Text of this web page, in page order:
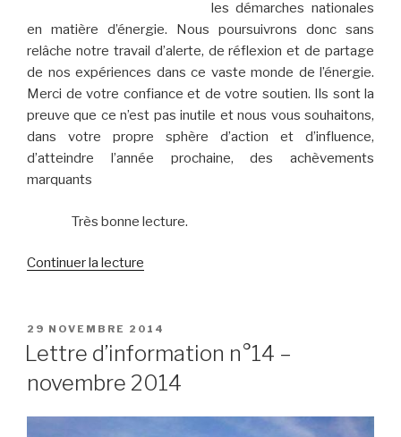
les démarches nationales
en matière d’énergie. Nous poursuivrons donc sans
relâche notre travail d’alerte, de réflexion et de partage
de nos expériences dans ce vaste monde de l’énergie.
Merci de votre confiance et de votre soutien. Ils sont la
preuve que ce n’est pas inutile et nous vous souhaitons,
dans votre propre sphère d’action et d’influence,
d’atteindre l’année prochaine, des achèvements
marquants
Très bonne lecture.
Continuer la lecture
n°15
–
2014 »
PUBLIÉ
LE
29 NOVEMBRE 2014
Lettre d’information n°14 –
novembre 2014